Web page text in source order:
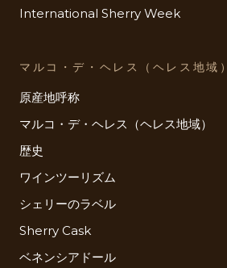
International Sherry Week
マルコ・デ・ヘレス（ヘレス地域）
原産地呼称
マルコ・デ・ヘレス（ヘレス地域）
歴史
ワインツーリズム
シェリーのラベル
Sherry Cask
ベネンシアドール